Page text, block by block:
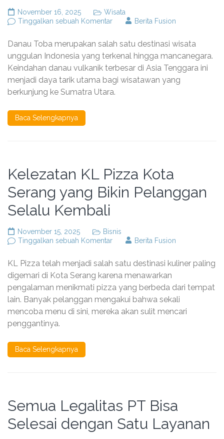
November 16, 2025
Wisata
Tinggalkan sebuah Komentarpada
Medan
ke
Danau
Toba
Solusi
Liburan
Tanpa
Berita Fusion
Danau Toba merupakan salah satu destinasi wisata
unggulan Indonesia yang terkenal hingga mancanegara.
Keindahan danau vulkanik terbesar di Asia Tenggara ini
menjadi daya tarik utama bagi wisatawan yang
berkunjung ke Sumatra Utara.
Baca Selengkapnya
Kelezatan KL Pizza Kota
Serang yang Bikin Pelanggan
Selalu Kembali
November 15, 2025
Bisnis
Tinggalkan sebuah Komentarpada
Pizza
Kota
yang
Bikin
Pelanggan
Selalu
Berita Fusion
KL Pizza telah menjadi salah satu destinasi kuliner paling
digemari di Kota Serang karena menawarkan
pengalaman menikmati pizza yang berbeda dari tempat
lain. Banyak pelanggan mengakui bahwa sekali
mencoba menu di sini, mereka akan sulit mencari
penggantinya.
Baca Selengkapnya
Semua Legalitas PT Bisa
Selesai dengan Satu Layanan